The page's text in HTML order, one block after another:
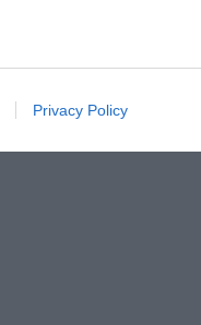
Privacy Policy